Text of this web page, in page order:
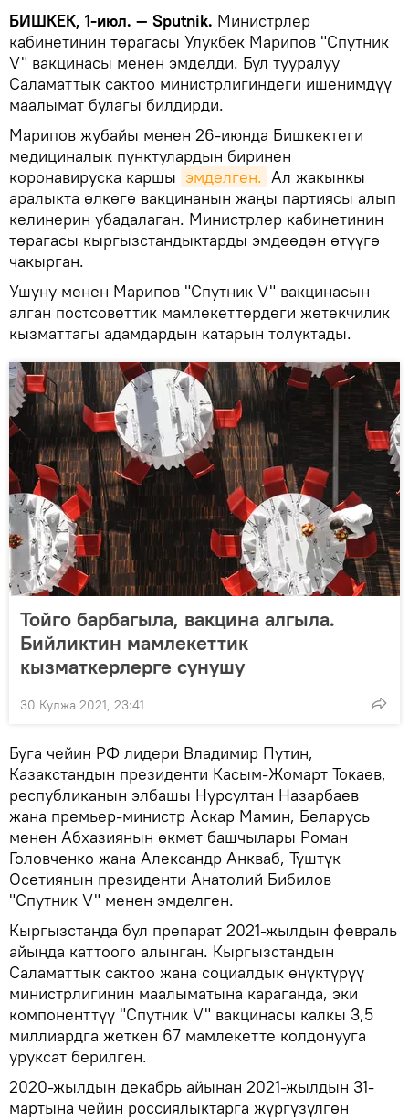
БИШКЕК, 1-июл. — Sputnik. Министрлер
кабинетинин төрагасы Улукбек Марипов "Спутник
V" вакцинасы менен эмделди. Бул тууралуу
Саламаттык сактоо министрлигиндеги ишенимдүү
маалымат булагы билдирди.
Марипов жубайы менен 26-июнда Бишкектеги
медициналык пунктулардын биринен
коронавируска каршы эмделген. Ал жакынкы
аралыкта өлкөгө вакцинанын жаңы партиясы алып
келинерин убадалаган. Министрлер кабинетинин
төрагасы кыргызстандыктарды эмдөөдөн өтүүгө
чакырган.
Ушуну менен Марипов "Спутник V" вакцинасын
алган постсоветтик мамлекеттердеги жетекчилик
кызматтагы адамдардын катарын толуктады.
Тойго барбагыла, вакцина алгыла.
Бийликтин мамлекеттик
кызматкерлерге сунушу
30 Кулжа 2021, 23:41
Буга чейин РФ лидери Владимир Путин,
Казакстандын президенти Касым-Жомарт Токаев,
республиканын элбашы Нурсултан Назарбаев
жана премьер-министр Аскар Мамин, Беларусь
менен Абхазиянын өкмөт башчылары Роман
Головченко жана Александр Анкваб, Түштүк
Осетиянын президенти Анатолий Бибилов
"Спутник V" менен эмделген.
Кыргызстанда бул препарат 2021-жылдын февраль
айында каттоого алынган. Кыргызстандын
Саламаттык сактоо жана социалдык өнүктүрүү
министрлигинин маалыматына караганда, эки
компоненттүү "Спутник V" вакцинасы калкы 3,5
миллиардга жеткен 67 мамлекетте колдонууга
уруксат берилген.
2020-жылдын декабрь айынан 2021-жылдын 31-
мартына чейин россиялыктарга жүргүзүлгөн